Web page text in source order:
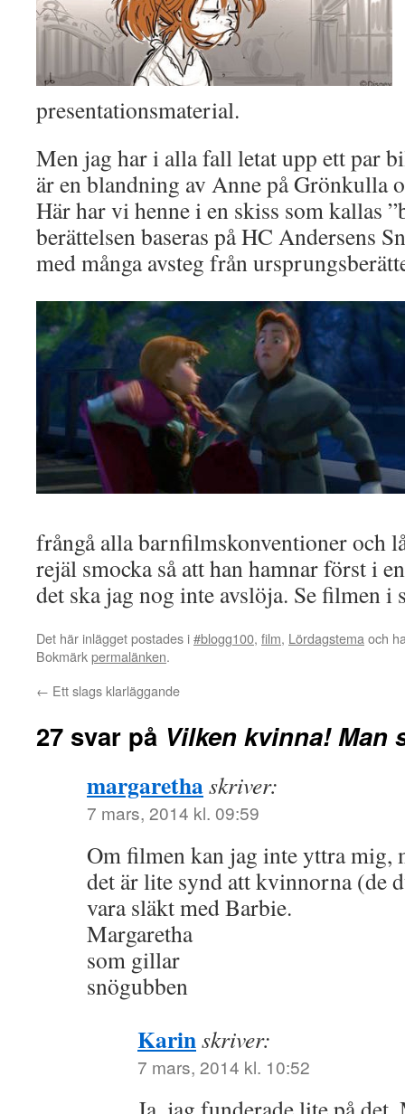
presentationsmaterial.
Men jag har i alla fall letat upp ett par
är en blandning av Anne på Grönkulla
Här har vi henne i en skiss som kallas
berättelsen baseras på HC Andersens
med många avsteg från
frångå alla barnfilmskonventioner och
rejäl smocka så att han hamnar först i
det ska jag nog inte avslöja. Se filmen i
Det här inlägget postades i#blogg100, film, Lördagstema och
Bokmärkpermalänken.
← Ett slags klarläggande
27 svar på Vilken kvinna! Man
margarethaskriver:
7 mars, 2014 kl. 09:59
Om filmen kan jag inte yttra mig,
det är lite synd att kvinnorna (de
vara släkt med Barbie.
Margaretha
som gillar
snögubben
Karinskriver:
7 mars, 2014 kl. 10:52